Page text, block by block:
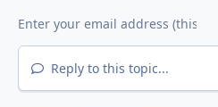
Reply to this topic...